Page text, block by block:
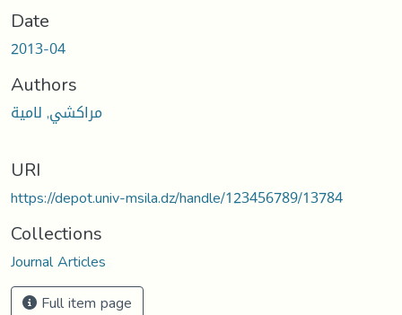
Date
2013-04
Authors
مراكشي, لامية
URI
https://depot.univ-msila.dz/handle/123456789/13784
Collections
Journal Articles
Full item page